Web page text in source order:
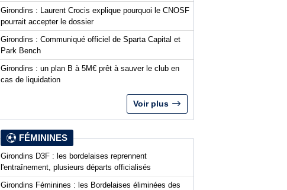
Girondins : Laurent Crocis explique pourquoi le CNOSF
pourrait accepter le dossier
Girondins : Communiqué officiel de Sparta Capital et
Park Bench
Girondins : un plan B à 5M€ prêt à sauver le club en
cas de liquidation
Voir plus
FÉMININES
Girondins D3F : les bordelaises reprennent
l'entraînement, plusieurs départs officialisés
Girondins Féminines : les Bordelaises éliminées des